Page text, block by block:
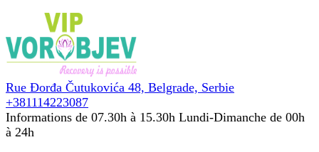
Rue Đorđa Čutukovića 48, Belgrade, Serbie
+381114223087
Informations de 07.30h à 15.30h Lundi-Dimanche de 00h
à 24h